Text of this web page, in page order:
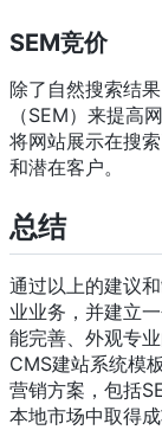
SEM竞价
除了自然搜索结
（SEM）来提高
将网站展示在搜
和潜在客户。
总结
通过以上的建议
业业务，并建立
能完善、外观专
CMS建站系统模
营销方案，包括
本地市场中取得成